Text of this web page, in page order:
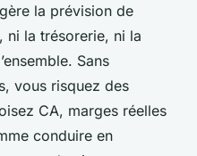
la prévision de
ni la trésorerie, ni la
Sans
vous risquez des
CA, marges réelles
conduire en